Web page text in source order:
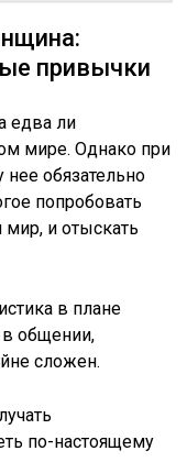
привычки
едва ли
мире. Однако при
нее обязательно
попробовать
мир, и отыскать
в плане
общении,
сложен.
по-настоящему